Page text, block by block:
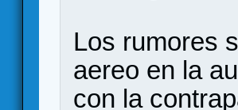
Los rumores
aereo en la
con la